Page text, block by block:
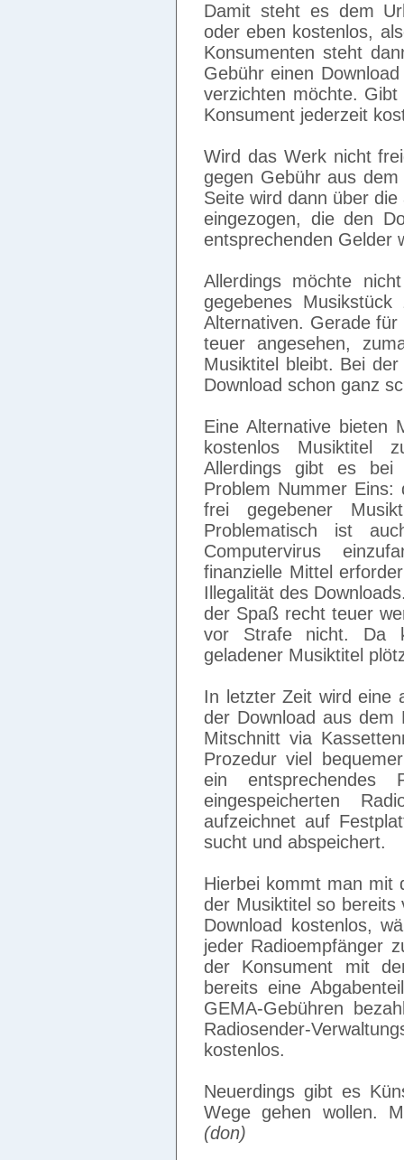
Damit steht es dem
oder eben kostenlos,
Konsumenten steht
Gebühr einen
verzichten möchte.
Konsument jederzeit
Wird das Werk nicht
gegen Gebühr aus
Seite wird dann über
eingezogen, die den
entsprechenden Gelder
Allerdings möchte
gegebenes
Alternativen. Gerade
teuer angesehen,
Musiktitel bleibt. Bei
Download schon ganz
Eine Alternative bieten
kostenlos Musiktitel
Allerdings gibt es bei
Problem Nummer Eins:
frei gegebener
Problematisch ist
Computervirus
finanzielle Mittel
Illegalität des
der Spaß recht teuer
vor Strafe nicht. Da
geladener Musiktitel
In letzter Zeit wird eine
der Download aus dem
Mitschnitt via
Prozedur viel
ein entsprechendes
eingespeicherten
aufzeichnet auf
sucht und abspeichert.
Hierbei kommt man mit
der Musiktitel so
Download kostenlos,
jeder Radioempfänger
der Konsument mit
bereits eine
GEMA-Gebühren
Radiosender-
kostenlos.
Neuerdings gibt es
Wege gehen wollen.
(don)